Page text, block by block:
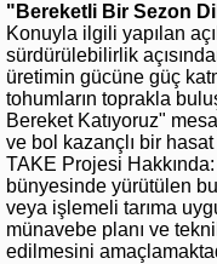
"Bereketli Bir Sezon
Konuyla ilgili yapılan
sürdürülebilirlik
üretimin gücüne güç
tohumların toprakla
Bereket Katıyoruz"
ve bol kazançlı bir
TAKE Projesi Hakkında:
bünyesinde yürütülen
veya işlemeli tarıma
münavebe planı ve
edilmesini